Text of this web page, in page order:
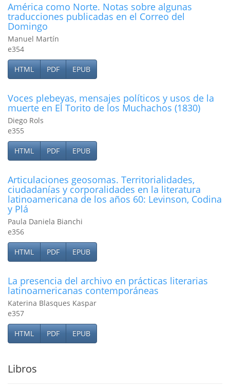
América como Norte. Notas sobre algunas
traducciones publicadas en el Correo del
Domingo
Manuel Martín
e354
HTML PDF EPUB
Voces plebeyas, mensajes políticos y usos de la
muerte en El Torito de los Muchachos (1830)
Diego Rols
e355
HTML PDF EPUB
Articulaciones geosomas. Territorialidades,
ciudadanías y corporalidades en la literatura
latinoamericana de los años 60: Levinson, Codina
y Plá
Paula Daniela Bianchi
e356
HTML PDF EPUB
La presencia del archivo en prácticas literarias
latinoamericanas contemporáneas
Katerina Blasques Kaspar
e357
HTML PDF EPUB
Libros